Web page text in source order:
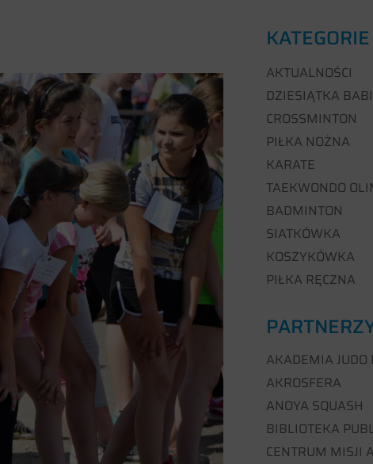
KATEGORIE
AKTUALNOŚCI
DZIESIĄTKA
CROSSMINTON
PIŁKA NOŻNA
KARATE
TAEKWONDO
BADMINTON
SIATKÓWKA
KOSZYKÓWKA
PIŁKA RĘCZNA
AKADEMIA JUDO
AKROSFERA
ANOYA SQUASH
BIBLIOTEKA
CENTRUM MISJI